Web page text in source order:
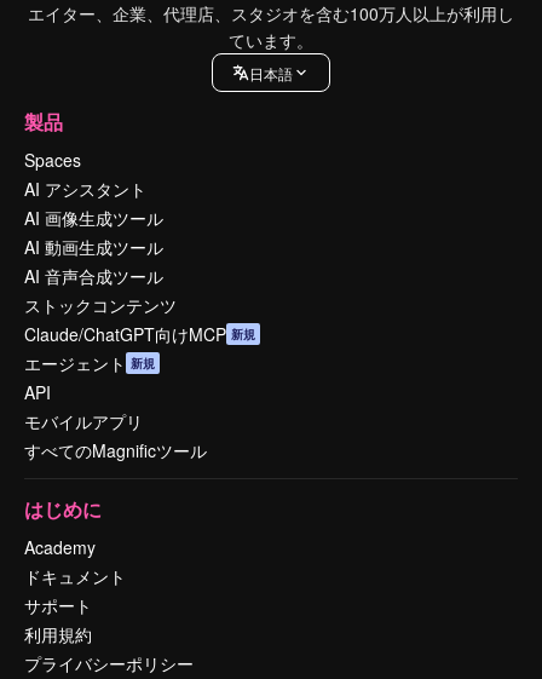
エイター、企業、代理店、スタジオを含む100万人以上が利用し
ています。
日本語
製品
Spaces
AI アシスタント
AI 画像生成ツール
AI 動画生成ツール
AI 音声合成ツール
ストックコンテンツ
Claude/ChatGPT向けMCP 新規
エージェント 新規
API
モバイルアプリ
すべてのMagnificツール
はじめに
Academy
ドキュメント
サポート
利用規約
プライバシーポリシー